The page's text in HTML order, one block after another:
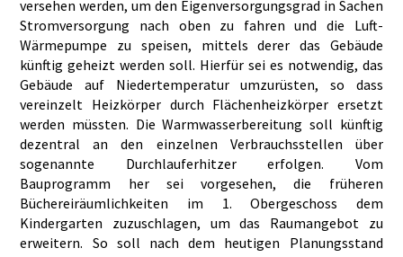
versehen werden, um den Eigenversorgungsgrad in Sachen
Stromversorgung nach oben zu fahren und die Luft-
Wärmepumpe zu speisen, mittels derer das Gebäude
künftig geheizt werden soll. Hierfür sei es notwendig, das
Gebäude auf Niedertemperatur umzurüsten, so dass
vereinzelt Heizkörper durch Flächenheizkörper ersetzt
werden müssten. Die Warmwasserbereitung soll künftig
dezentral an den einzelnen Verbrauchsstellen über
sogenannte Durchlauferhitzer erfolgen. Vom
Bauprogramm her sei vorgesehen, die früheren
Büchereiräumlichkeiten im 1. Obergeschoss dem
Kindergarten zuzuschlagen, um das Raumangebot zu
erweitern. So soll nach dem heutigen Planungsstand